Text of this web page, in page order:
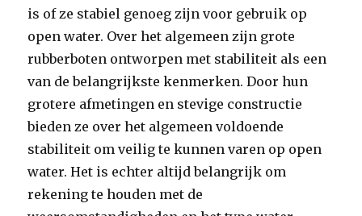
is of ze stabiel genoeg zijn voor gebruik op
open water. Over het algemeen zijn grote
rubberboten ontworpen met stabiliteit als een
van de belangrijkste kenmerken. Door hun
grotere afmetingen en stevige constructie
bieden ze over het algemeen voldoende
stabiliteit om veilig te kunnen varen op open
water. Het is echter altijd belangrijk om
rekening te houden met de